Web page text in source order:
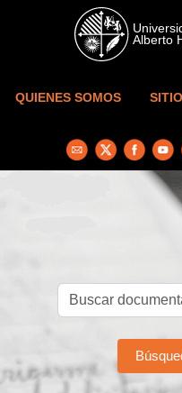
Skip to main content
QUIENES SOMOS